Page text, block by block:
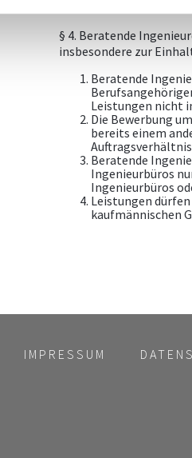
§ 4. Beratende
insbesondere zur
Beratende
Leistungen nicht
Die Bewerbung
bereits einem
Beratende
Ingenieurbüros
Ingenieurbüros
Leistungen
kaufmännischen
IMPRESSUM